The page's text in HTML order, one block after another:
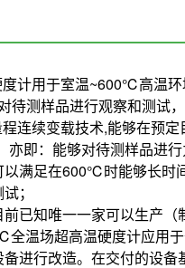
计用于室温~600℃高温
测样品进行观察和测试
连续变载技术,能够在预
亦即：能够对待测样品进
满足在600℃时能够长时
；
前已知唯一一家可以生产
温场超高温硬度计应用
进行改造。在交付的设